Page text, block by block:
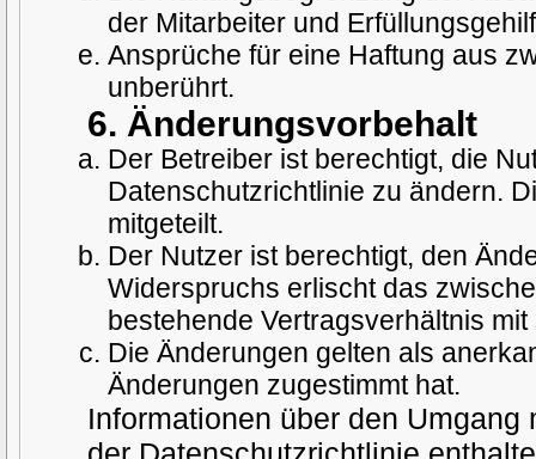
der Mitarbeiter und
Ansprüche für eine Haftung aus
unberührt.
6. Änderungsvorbehalt
Der Betreiber ist berechtigt, die
Datenschutzrichtlinie zu ändern.
mitgeteilt.
Der Nutzer ist berechtigt, den
Widerspruchs erlischt das
bestehende Vertragsverhältnis
Die Änderungen gelten als
Änderungen zugestimmt hat.
Informationen über den